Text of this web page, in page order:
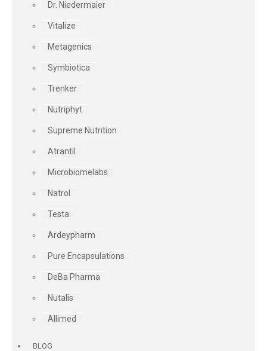
Dr. Niedermaier
Vitalize
Metagenics
Symbiotica
Trenker
Nutriphyt
Supreme Nutrition
Atrantil
Microbiomelabs
Natrol
Testa
Ardeypharm
Pure Encapsulations
DeBa Pharma
Nutalis
Allimed
BLOG